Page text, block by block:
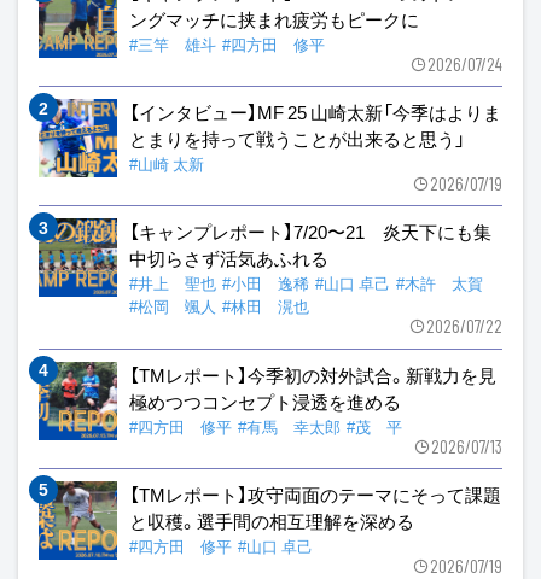
ングマッチに挟まれ疲労もピークに
#三竿 雄斗 #四方田 修平
2026/07/24
【インタビュー】MF 25 山崎太新「今季はよりま
とまりを持って戦うことが出来ると思う」
#山崎 太新
2026/07/19
【キャンプレポート】7/20〜21 炎天下にも集
中切らさず活気あふれる
#井上 聖也 #小田 逸稀 #山口 卓己 #木許 太賀
#松岡 颯人 #林田 滉也
2026/07/22
【TMレポート】今季初の対外試合。新戦力を見
極めつつコンセプト浸透を進める
#四方田 修平 #有馬 幸太郎 #茂 平
2026/07/13
【TMレポート】攻守両面のテーマにそって課題
と収穫。選手間の相互理解を深める
#四方田 修平 #山口 卓己
2026/07/19